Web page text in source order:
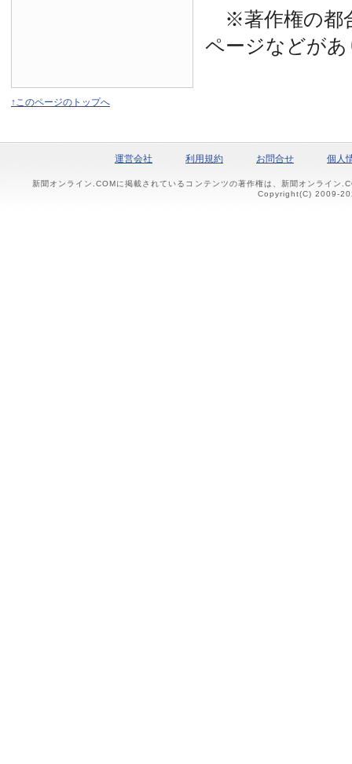
※著作権の都
ページなどが
↑このページのトップへ
運営会社 利用規約 お問合せ 個人
新聞オンライン.COMに掲載されているコンテンツの著作権は、新聞オンライン
Copyright(C) 2009-